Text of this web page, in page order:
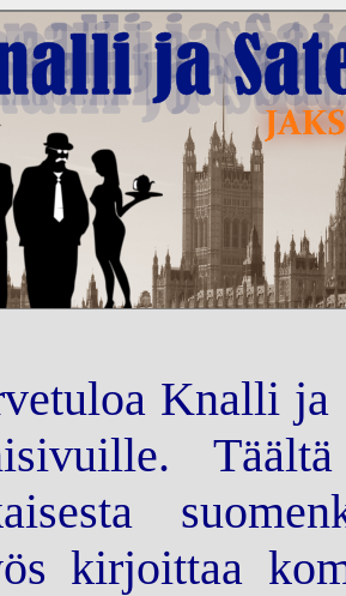
Knalli ja
kirjoittaa